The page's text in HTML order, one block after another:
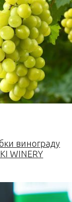
винограду
WINERY